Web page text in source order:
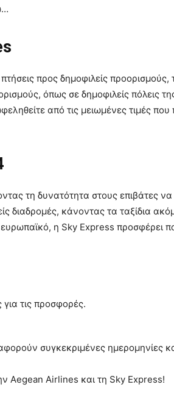
προς δημοφιλείς προορισμούς,
όπως σε δημοφιλείς πόλεις
από τις μειωμένες τιμές
τη δυνατότητα στους επιβάτες
διαδρομές, κάνοντας τα ταξίδια
η Sky Express προσφέρει
τις προσφορές.
συγκεκριμένες ημερομηνίες
Aegean Airlines και τη Sky Express!